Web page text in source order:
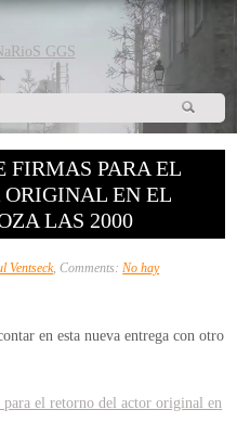
FIRMAS PARA EL
ORIGINAL EN EL
LAS 2000
Ventseck, Comments:No hay
en esta nueva entrega con otro
el retorno del actor original en